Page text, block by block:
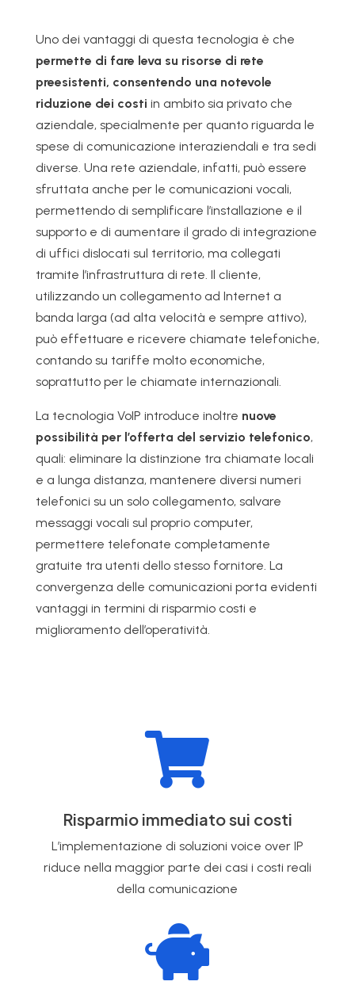
Uno dei vantaggi di questa tecnologia è che
permette di fare leva su risorse di rete
preesistenti, consentendo una notevole
riduzione dei costi in ambito sia privato che
aziendale, specialmente per quanto riguarda le
spese di comunicazione interaziendali e tra sedi
diverse. Una rete aziendale, infatti, può essere
sfruttata anche per le comunicazioni vocali,
permettendo di semplificare l’installazione e il
supporto e di aumentare il grado di integrazione
di uffici dislocati sul territorio, ma collegati
tramite l’infrastruttura di rete. Il cliente,
utilizzando un collegamento ad Internet a
banda larga (ad alta velocità e sempre attivo),
può effettuare e ricevere chiamate telefoniche,
contando su tariffe molto economiche,
soprattutto per le chiamate internazionali.
La tecnologia VoIP introduce inoltre nuove
possibilità per l’offerta del servizio telefonico,
quali: eliminare la distinzione tra chiamate locali
e a lunga distanza, mantenere diversi numeri
telefonici su un solo collegamento, salvare
messaggi vocali sul proprio computer,
permettere telefonate completamente
gratuite tra utenti dello stesso fornitore. La
convergenza delle comunicazioni porta evidenti
vantaggi in termini di risparmio costi e
miglioramento dell’operatività.

Risparmio immediato sui costi
L’implementazione di soluzioni voice over IP
riduce nella maggior parte dei casi i costi reali
della comunicazione
